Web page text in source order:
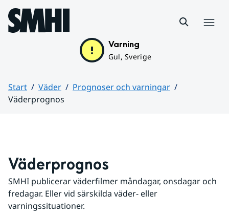
Hoppa till sidans innehåll
Varning
Gul, Sverige
Start Väder
Prognoser och varningar
Väderprognos
Väderprognos
SMHI publicerar väderfilmer måndagar, onsdagar och
fredagar. Eller vid särskilda väder- eller
varningssituationer.